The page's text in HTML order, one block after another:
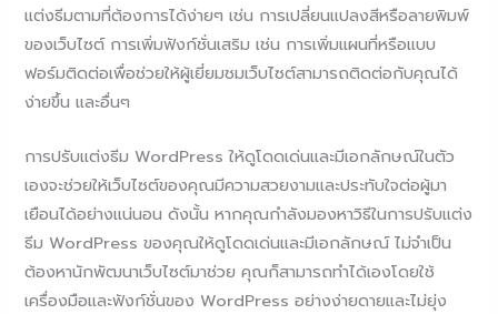
แต่งธีมตามที่ต้องการได้ง่ายๆ เช่น การเปลี่ยนแปลงสีหรือลายพิมพ์
ของเว็บไซต์ การเพิ่มฟังก์ชั่นเสริม เช่น การเพิ่มแผนที่หรือแบบ
ฟอร์มติดต่อเพื่อช่วยให้ผู้เยี่ยมชมเว็บไซต์สามารถติดต่อกับคุณได้
ง่ายขึ้น และอื่นๆ
การปรับแต่งธีม WordPress ให้ดูโดดเด่นและมีเอกลักษณ์ในตัว
เองจะช่วยให้เว็บไซต์ของคุณมีความสวยงามและประทับใจต่อผู้มา
เยือนได้อย่างแน่นอน ดังนั้น หากคุณกำลังมองหาวิธีในการปรับแต่ง
ธีม WordPress ของคุณให้ดูโดดเด่นและมีเอกลักษณ์ ไม่จำเป็น
ต้องหานักพัฒนาเว็บไซต์มาช่วย คุณก็สามารถทำได้เองโดยใช้
เครื่องมือและฟังก์ชั่นของ WordPress อย่างง่ายดายและไม่ยุ่ง